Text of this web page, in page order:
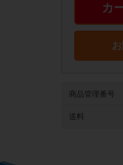
カ
商品管理番号
送料